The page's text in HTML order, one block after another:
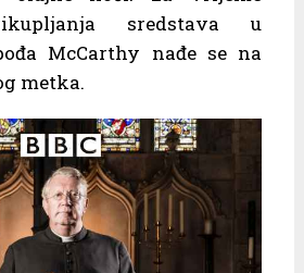
sredstava u
McCarthy nađe se na
metka.